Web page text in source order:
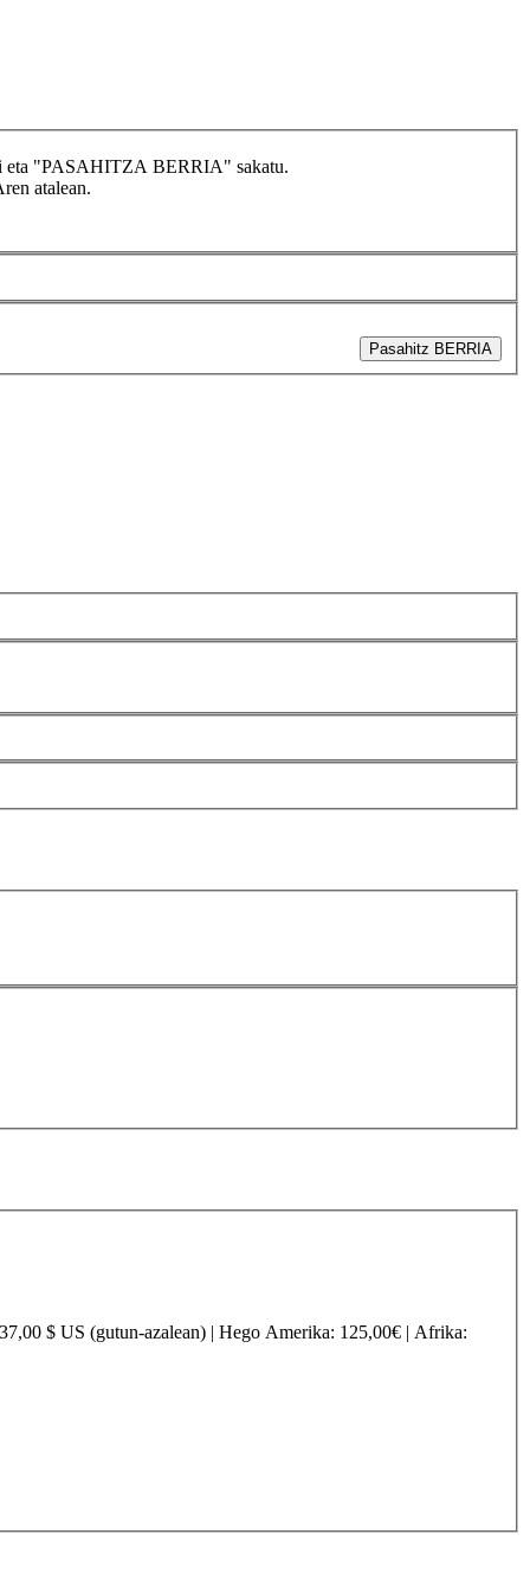
eta "PASAHITZA BERRIA" sakatu.
atalean.
Pasahitz BERRIA
$ US (gutun-azalean) | Hego Amerika: 125,00€ | Afrika: